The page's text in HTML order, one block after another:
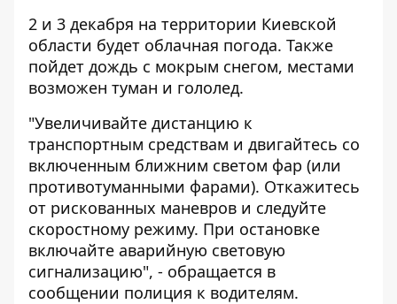
2 и 3 декабря на территории Киевской
области будет облачная погода. Также
пойдет дождь с мокрым снегом, местами
возможен туман и гололед.
"Увеличивайте дистанцию ​​к
транспортным средствам и двигайтесь со
включенным ближним светом фар (или
противотуманными фарами). Откажитесь
от рискованных маневров и следуйте
скоростному режиму. При остановке
включайте аварийную световую
сигнализацию", - обращается в
сообщении полиция к водителям.